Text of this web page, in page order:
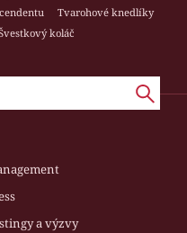
Tvarohové knedlíky
koláč
a výzvy